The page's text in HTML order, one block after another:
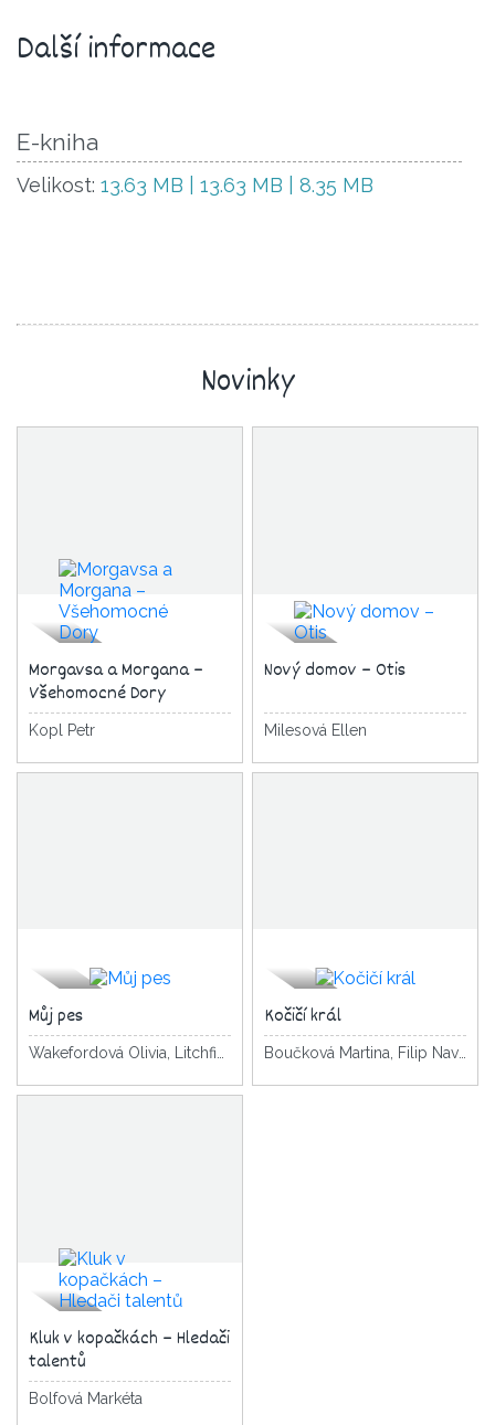
Další informace
E-kniha
Velikost: 13.63 MB | 13.63 MB | 8.35 MB
Novinky
Morgavsa a Morgana –
Všehomocné Dory
Kopl Petr
Nový domov – Otis
Milesová Ellen
Můj pes Kočičí král
Kluk v kopačkách – Hledači
talentů
Bolfová Markéta